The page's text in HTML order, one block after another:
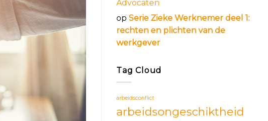
Advocaten
op Serie Zieke Werknemer deel 1:
rechten en plichten van de
werkgever
Tag Cloud
arbeidsconflict
arbeidsongeschiktheid